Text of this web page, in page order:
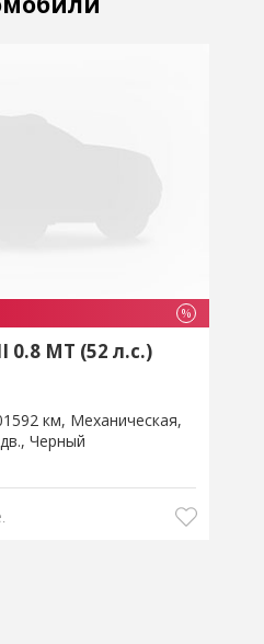
%
MT (52 л.с.)
км Механическая
Черный